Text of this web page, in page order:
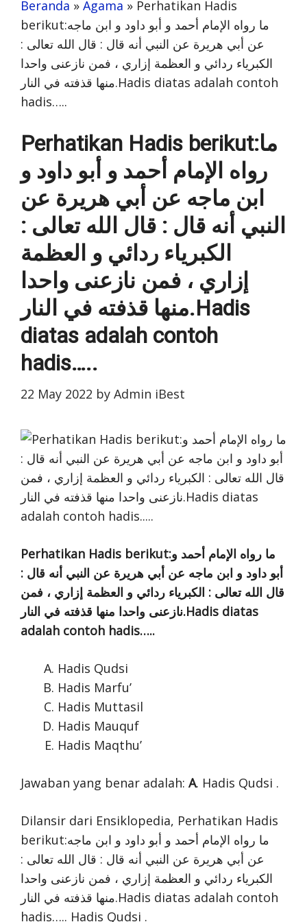
Beranda » Agama » Perhatikan Hadis
berikut:ما رواه الإمام أحمد و أبو داود و ابن ماجه
عن أبي هريرة عن النبي أنه قال : قال الله تعالى :
الكبرياء ردائي و العظمة إزاري ، فمن نازعنى واحدا
منها قذفته في النار.Hadis diatas adalah contoh
hadis…..
Perhatikan Hadis berikut:ما
رواه الإمام أحمد و أبو داود و
ابن ماجه عن أبي هريرة عن
النبي أنه قال : قال الله تعالى :
الكبرياء ردائي و العظمة
إزاري ، فمن نازعنى واحدا
منها قذفته في النار.Hadis
diatas adalah contoh
hadis…..
22 May 2022 by Admin iBest
Perhatikan Hadis berikut:ما رواه الإمام أحمد و
أبو داود و ابن ماجه عن أبي هريرة عن النبي أنه قال :
قال الله تعالى : الكبرياء ردائي و العظمة إزاري ، فمن
نازعنى واحدا منها قذفته في النار.Hadis diatas
adalah contoh hadis…..
Hadis Qudsi
Hadis Marfu’
Hadis Muttasil
Hadis Mauquf
Hadis Maqthu’
Jawaban yang benar adalah: A. Hadis Qudsi .
Dilansir dari Ensiklopedia, Perhatikan Hadis
berikut:ما رواه الإمام أحمد و أبو داود و ابن ماجه
عن أبي هريرة عن النبي أنه قال : قال الله تعالى :
الكبرياء ردائي و العظمة إزاري ، فمن نازعنى واحدا
منها قذفته في النار.Hadis diatas adalah contoh
hadis….. Hadis Qudsi .